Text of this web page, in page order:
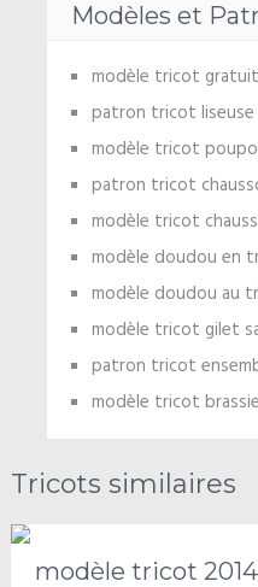
Modèles et
modèle tricot
patron tricot liseuse
modèle tricot
patron tricot
modèle tricot
modèle doudou en
modèle doudou au
modèle tricot gilet
patron tricot
modèle tricot
Tricots similaires
modèle tricot 2014